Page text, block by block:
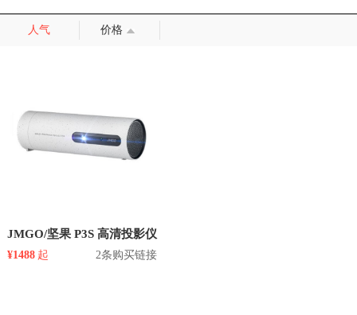
人气 价格
JMGO/坚果 P3S 高清投影仪
¥1488 起 2条购买链接